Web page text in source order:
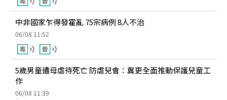
中非國家乍得發霍亂 75宗病例 8人不治
06/08 11:52
5歲男童遭母虐待死亡 防虐兒會：冀更全面推動保護兒童工
作
06/08 11:39